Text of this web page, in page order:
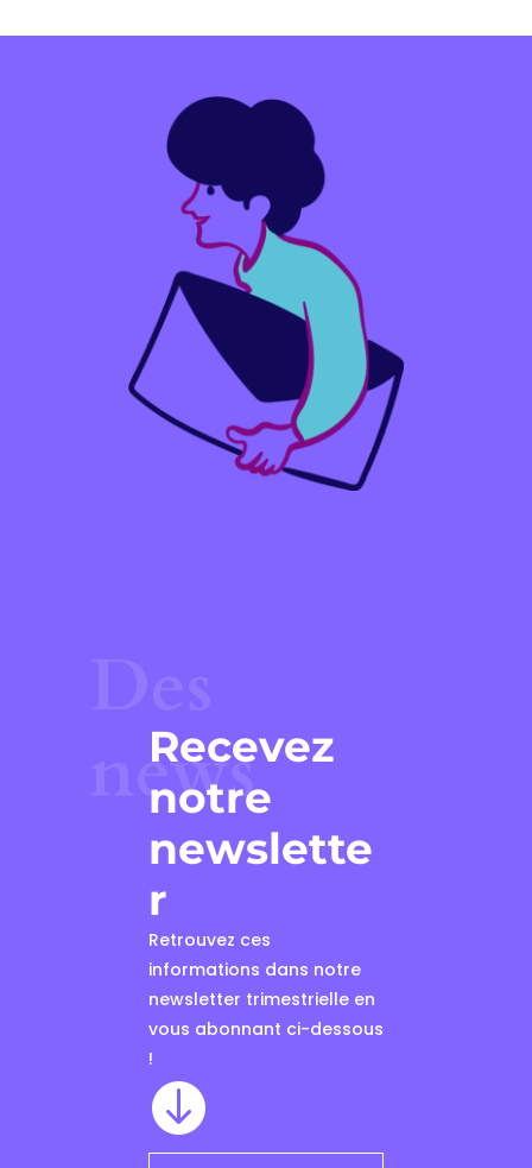
news
Recevez
notre
newslette
r
Retrouvez ces
informations dans notre
newsletter trimestrielle en
vous abonnant ci-dessous
!
